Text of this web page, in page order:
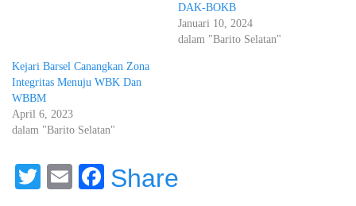
DAK-BOKB
Januari 10, 2024
dalam "Barito Selatan"
Kejari Barsel Canangkan Zona
Integritas Menuju WBK Dan
WBBM
April 6, 2023
dalam "Barito Selatan"
Twitter
EmailFacebook
Share